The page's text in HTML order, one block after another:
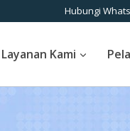
Hubungi
Layanan Kami